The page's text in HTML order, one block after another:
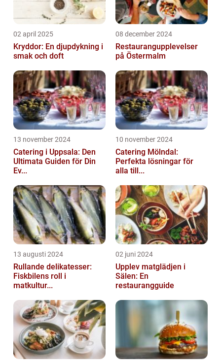
02 april 2025
Kryddor: En djupdykning i
smak och doft
08 december 2024
Restaurangupplevelser
på Östermalm
13 november 2024
Catering i Uppsala: Den
Ultimata Guiden för Din
Ev...
10 november 2024
Catering Mölndal:
Perfekta lösningar för
alla till...
13 augusti 2024
Rullande delikatesser:
Fiskbilens roll i
matkultur...
02 juni 2024
Upplev matglädjen i
Sälen: En
restaurangguide